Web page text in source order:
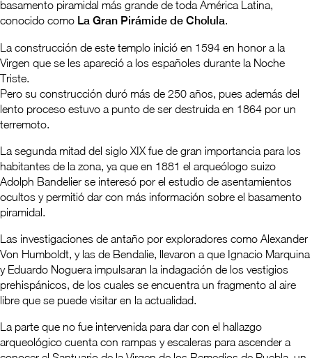
basamento piramidal más grande de toda América Latina,
conocido como La Gran Pirámide de Cholula.
La construcción de este templo inició en 1594 en honor a la
Virgen que se les apareció a los españoles durante la Noche
Triste.
Pero su construcción duró más de 250 años, pues además del
lento proceso estuvo a punto de ser destruida en 1864 por un
terremoto.
La segunda mitad del siglo XIX fue de gran importancia para los
habitantes de la zona, ya que en 1881 el arqueólogo suizo
Adolph Bandelier se interesó por el estudio de asentamientos
ocultos y permitió dar con más información sobre el basamento
piramidal.
Las investigaciones de antaño por exploradores como Alexander
Von Humboldt, y las de Bendalie, llevaron a que Ignacio Marquina
y Eduardo Noguera impulsaran la indagación de los vestigios
prehispánicos, de los cuales se encuentra un fragmento al aire
libre que se puede visitar en la actualidad.
La parte que no fue intervenida para dar con el hallazgo
arqueológico cuenta con rampas y escaleras para ascender a